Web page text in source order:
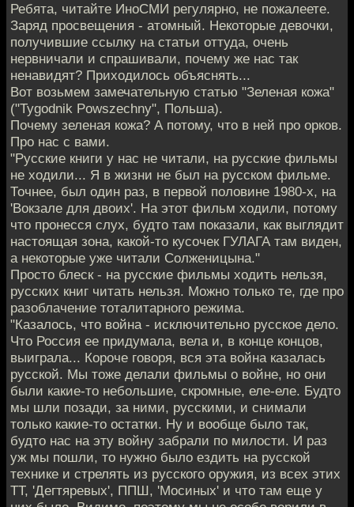
Ребята, читайте ИноСМИ регулярно, не пожалеете.
Заряд просвещения - атомный. Некоторые девочки,
получившие ссылку на статьи оттуда, очень
нервничали и спрашивали, почему же нас так
ненавидят? Приходилось объяснять...
Вот возьмем замечательную статью "Зеленая кожа"
("Tygodnik Powszechny", Польша).
Почему зеленая кожа? А потому, что в ней про орков.
Про нас с вами.
"Русские книги у нас не читали, на русские фильмы
не ходили... Я в жизни не был на русском фильме.
Точнее, был один раз, в первой половине 1980-х, на
'Вокзале для двоих'. На этот фильм ходили, потому
что пронесся слух, будто там показали, как выглядит
настоящая зона, какой-то кусочек ГУЛАГА там виден,
а некоторые уже читали Солженицына."
Просто блеск - на русские фильмы ходить нельзя,
русских книг читать нельзя. Можно только те, где про
разоблачение тоталитарного режима.
"Казалось, что война - исключительно русское дело.
Что Россия ее придумала, вела и, в конце концов,
выиграла... Короче говоря, вся эта война казалась
русской. Мы тоже делали фильмы о войне, но они
были какие-то небольшие, скромные, еле-еле. Будто
мы шли позади, за ними, русскими, и снимали
только какие-то остатки. Ну и вообще было так,
будто нас на эту войну забрали по милости. И раз
уж мы пошли, то нужно было ездить на русской
технике и стрелять из русского оружия, из всех этих
ТТ, 'Дегтяревых', ППШ, 'Мосиных' и что там еще у